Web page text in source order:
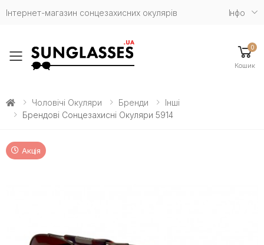
Інтернет-магазин сонцезахисних окулярів Iнфо
Toggle mobile menu
0
Кошик
Чоловічі Окуляри Бренди
Інші
Брендові Сонцезахисні Окуляри 5914
Акція